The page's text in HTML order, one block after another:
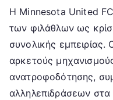
Η Minnesota United
των φιλάθλων ως
συνολικής εμπειρίας.
αρκετούς
ανατροφοδότησης,
αλληλεπιδράσεων